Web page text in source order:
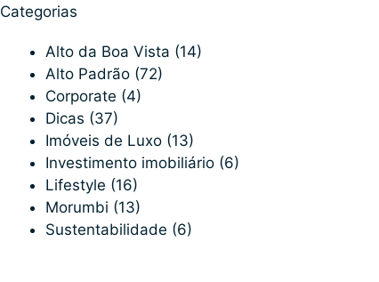
Categorias
Alto da Boa Vista (14)
Alto Padrão(72)
Corporate (4)
Dicas (37)
Imóveis de Luxo(13)
Investimento imobiliário(6)
Lifestyle (16)
Morumbi (13)
Sustentabilidade (6)